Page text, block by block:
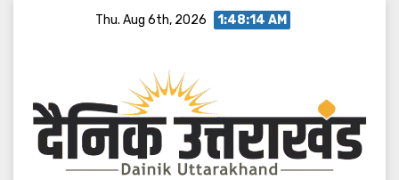
Thu. Aug 6th, 2026 1:48:15 AM